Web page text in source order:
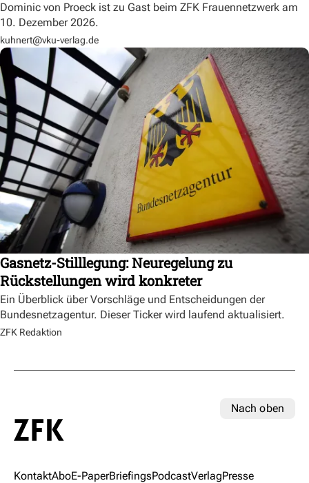
Dominic von Proeck ist zu Gast beim ZFK Frauennetzwerk am
10. Dezember 2026.
kuhnert@vku-verlag.de
Gasnetz-Stilllegung: Neuregelung zu
Rückstellungen wird konkreter
Ein Überblick über Vorschläge und Entscheidungen der
Bundesnetzagentur. Dieser Ticker wird laufend aktualisiert.
ZFK Redaktion
Nach oben
KontaktAboE-PaperBriefingsPodcastVerlagPresse